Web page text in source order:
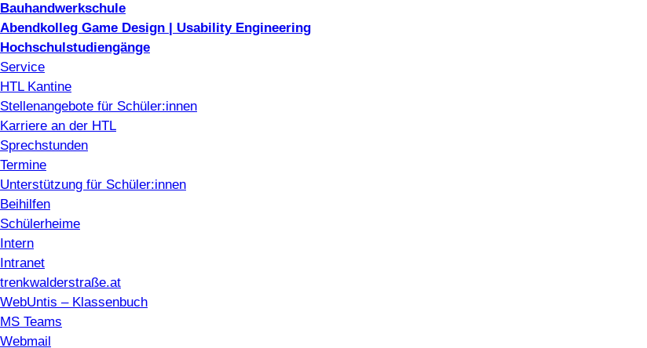
Bauhandwerkschule
Abendkolleg Game Design | Usability Engineering
Hochschulstudiengänge
Service
HTL Kantine
Stellenangebote für Schüler:innen
Karriere an der HTL
Sprechstunden
Termine
Unterstützung für Schüler:innen
Beihilfen
Schülerheime
Intern
Intranet
trenkwalderstraße.at
WebUntis – Klassenbuch
MS Teams
Webmail